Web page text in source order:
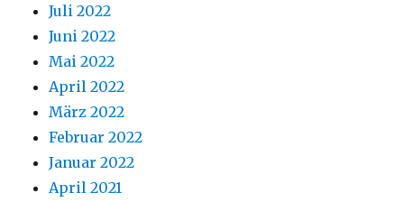
Juli 2022
Juni 2022
Mai 2022
April 2022
März 2022
Februar 2022
Januar 2022
April 2021